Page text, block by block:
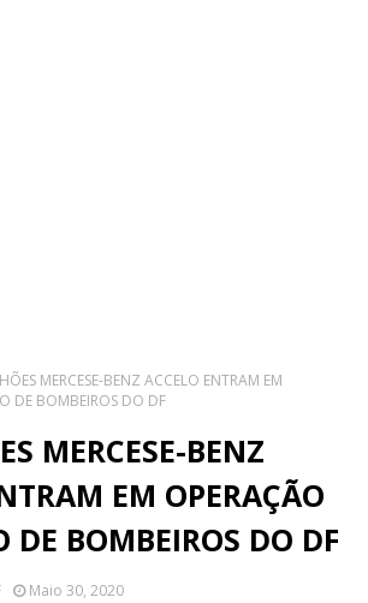
MERCESE-BENZ ACCELO ENTRAM EM
DE BOMBEIROS DO DF
MERCESE-BENZ
EM OPERAÇÃO
DE BOMBEIROS DO DF
Maio 30, 2020